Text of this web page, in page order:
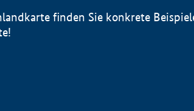
finden Sie konkrete